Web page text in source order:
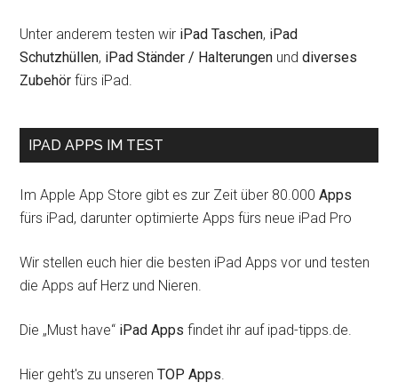
Unter anderem testen wir iPad Taschen, iPad
Schutzhüllen, iPad Ständer / Halterungen unddiverses
Zubehör fürs iPad.
IPAD APPS IM TEST
Im Apple App Store gibt es zur Zeit über 80.000Apps
fürs iPad, darunter optimierte Apps fürs neue iPad Pro
Wir stellen euch hier die besten iPad Apps vor und testen
die Apps auf Herz und Nieren.
Die „Must have“ iPad Apps findet ihr auf ipad-tipps.de.
Hier geht's zu unserenTOP Apps.